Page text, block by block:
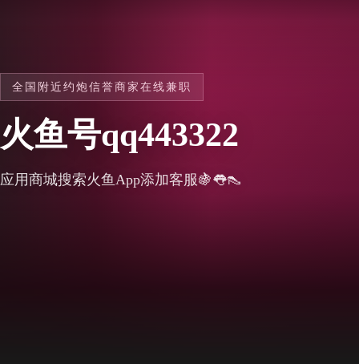
全国附近约炮信誉商家在线兼职
火鱼号qq443322
应用商城搜索火鱼App添加客服🍇👅👠